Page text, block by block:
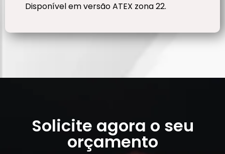
Disponível em versão ATEX zona 22.
Solicite agora o seu
orçamento